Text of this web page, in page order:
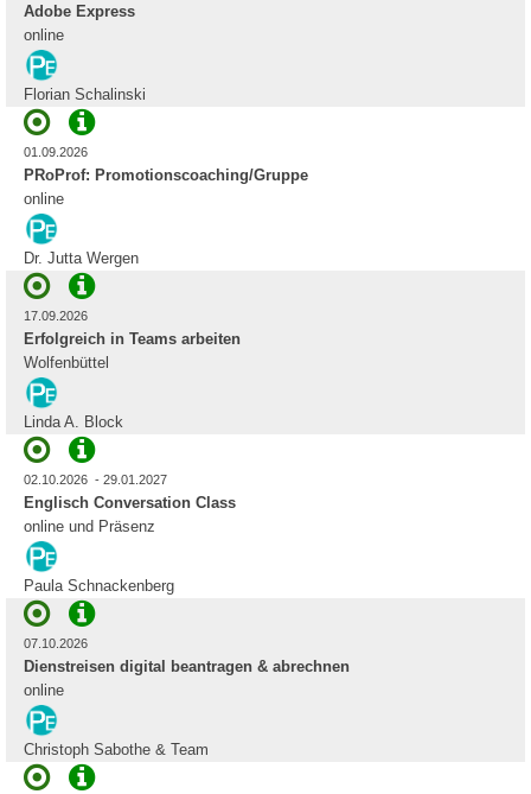
Adobe Express
online
Florian Schalinski
01.09.2026
PRoProf: Promotionscoaching/Gruppe
online
Dr. Jutta Wergen
17.09.2026
Erfolgreich in Teams arbeiten
Wolfenbüttel
Linda A. Block
02.10.2026 - 29.01.2027
Englisch Conversation Class
online und Präsenz
Paula Schnackenberg
07.10.2026
Dienstreisen digital beantragen & abrechnen
online
Christoph Sabothe & Team